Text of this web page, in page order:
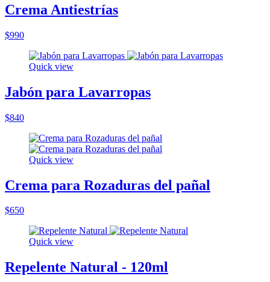
Crema Antiestrías
$990
Quick view
Jabón para Lavarropas
$840
Quick view
Crema para Rozaduras del pañal
$650
Quick view
Repelente Natural - 120ml